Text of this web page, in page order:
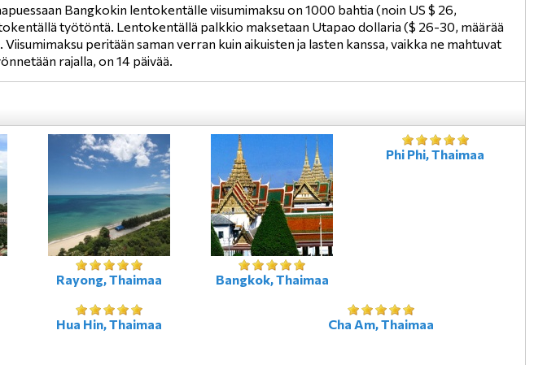
Bangkokin lentokentälle viisumimaksu on 1000 bahtia (noin US $ 26,
työtöntä. Lentokentällä palkkio maksetaan Utapao dollaria ($ 26-30, määrää
peritään saman verran kuin aikuisten ja lasten kanssa, vaikka ne mahtuvat
rajalla, on 14 päivää.
Rayong, Thaimaa Bangkok, Thaimaa
Phi Phi, Thaimaa
Hua Hin, Thaimaa Cha Am, Thaimaa